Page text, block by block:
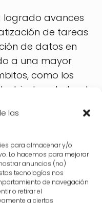
las
para almacenar y/o
Lo hacemos para mejorar
anuncios (no)
tecnologías nos
de navegación
o retirar el
a ciertas
logrado avances
de tareas
de datos en
a una mayor
como los
la salud y el
soluciones
la